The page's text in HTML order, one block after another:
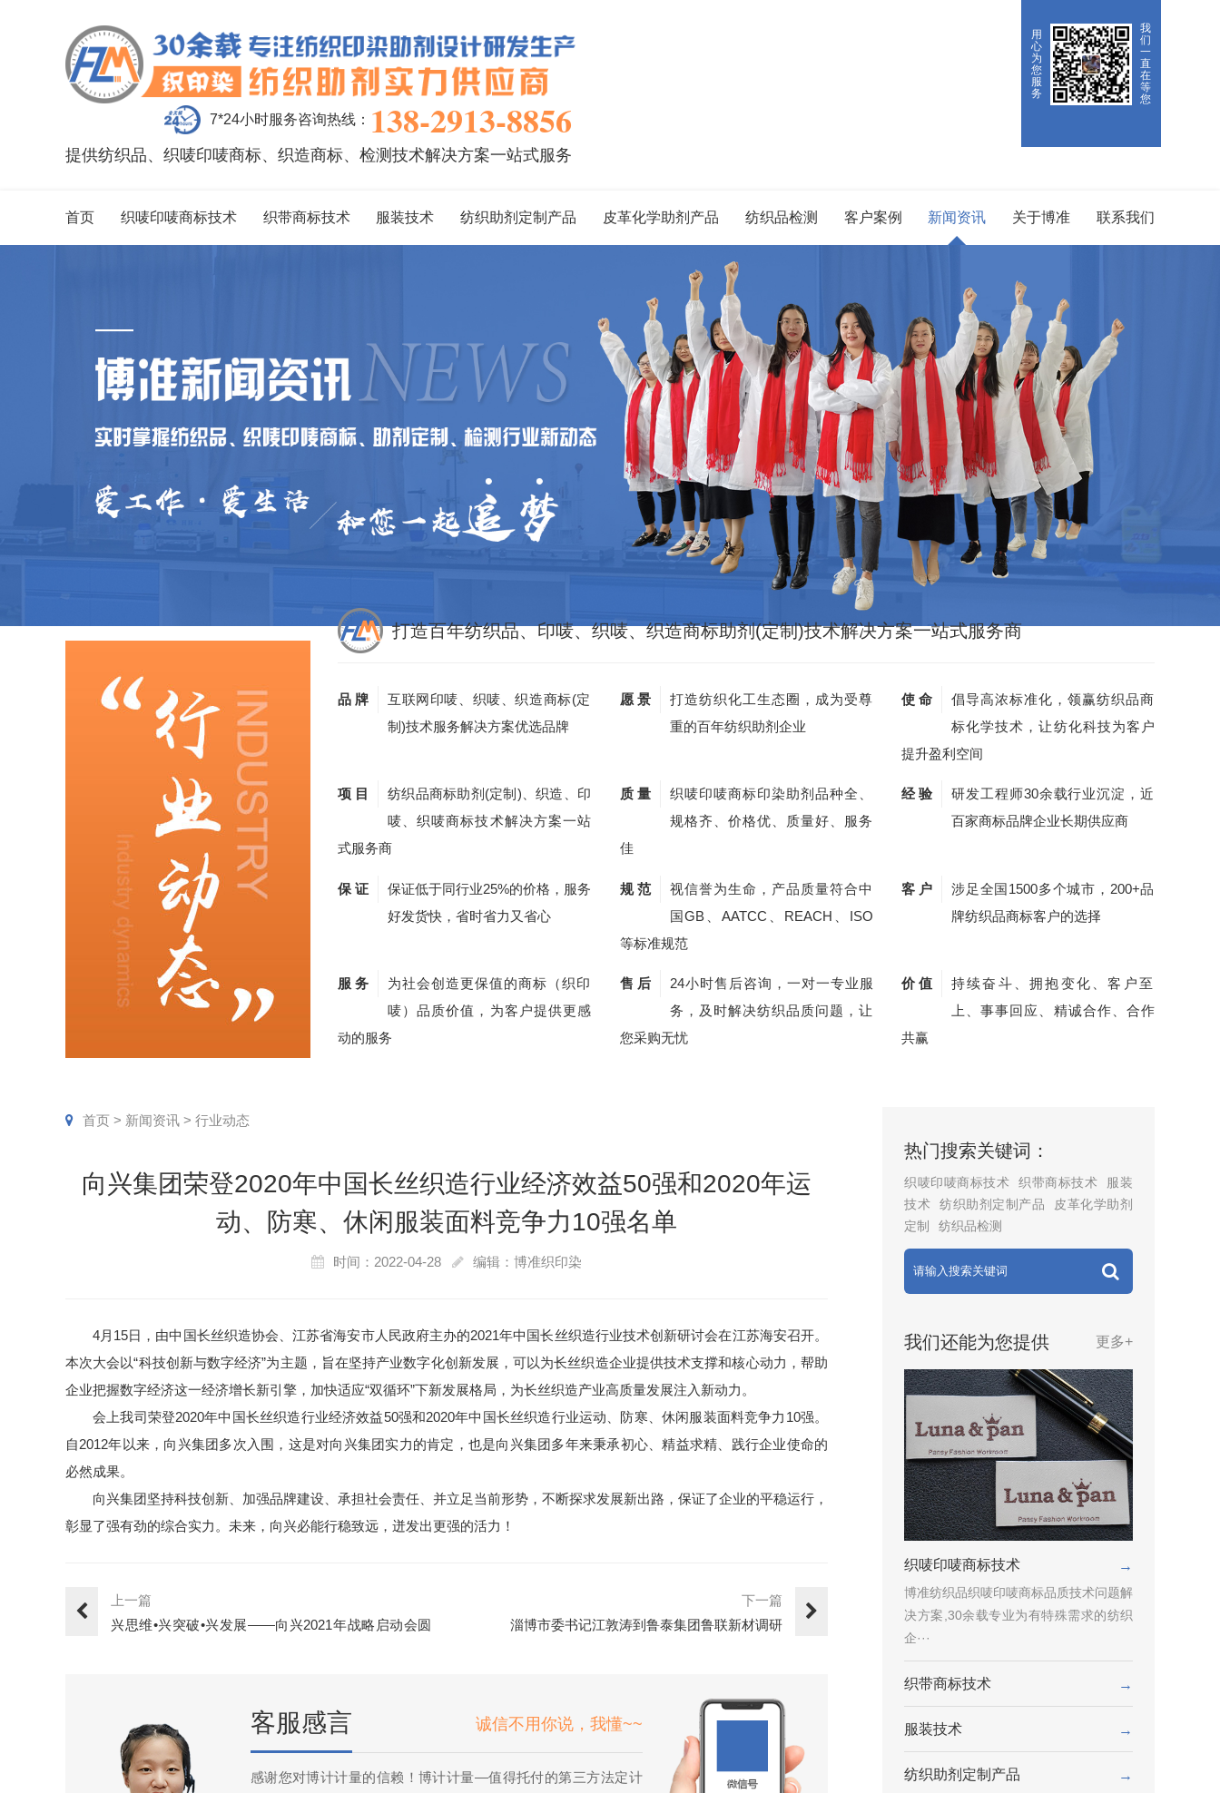
用
心
为
您
服
务
我
们
一
直
在
等
您
7*24小时服务咨询热线： 138-2913-8856
提供纺织品、织唛印唛商标、织造商标、检测技术解决方案一站式服务
首页 织唛印唛商标技术 织带商标技术 服装技术 纺织助剂定制产品 皮革化学助剂产品 纺织品检测 客户案例 新闻资讯 关于博准 联系我们
打造百年纺织品、印唛、织唛、织造商标助剂(定制)技术解决方案一站式服务商
品 牌
互联网印唛、织唛、织造商标(定
制)技术服务解决方案优选品牌
愿 景
打造纺织化工生态圈，成为受尊
重的百年纺织助剂企业
使 命
倡导高浓标准化，领赢纺织品商
标化学技术，让纺化科技为客户
提升盈利空间
项 目
纺织品商标助剂(定制)、织造、印
唛、织唛商标技术解决方案一站
式服务商
质 量
织唛印唛商标印染助剂品种全、
规格齐、价格优、质量好、服务
佳
经 验
研发工程师30余载行业沉淀，近
百家商标品牌企业长期供应商
保 证
保证低于同行业25%的价格，服务
好发货快，省时省力又省心
规 范
视信誉为生命，产品质量符合中
国GB、AATCC、REACH、ISO
等标准规范
客 户
涉足全国1500多个城市，200+品
牌纺织品商标客户的选择
服 务
为社会创造更保值的商标（织印
唛）品质价值，为客户提供更感
动的服务
售 后
24小时售后咨询，一对一专业服
务，及时解决纺织品质问题，让
您采购无忧
价 值
持续奋斗、拥抱变化、客户至
上、事事回应、精诚合作、合作
共赢
首页 > 新闻资讯 > 行业动态
向兴集团荣登2020年中国长丝织造行业经济效益50强和2020年运
动、防寒、休闲服装面料竞争力10强名单
时间：2022-04-28 编辑：博准织印染
4月15日，由中国长丝织造协会、江苏省海安市人民政府主办的2021年中国长丝织造行业技术创新研讨会在江苏海安召开。
本次大会以“科技创新与数字经济”为主题，旨在坚持产业数字化创新发展，可以为长丝织造企业提供技术支撑和核心动力，帮助
企业把握数字经济这一经济增长新引擎，加快适应“双循环”下新发展格局，为长丝织造产业高质量发展注入新动力。
会上我司荣登2020年中国长丝织造行业经济效益50强和2020年中国长丝织造行业运动、防寒、休闲服装面料竞争力10强。
自2012年以来，向兴集团多次入围，这是对向兴集团实力的肯定，也是向兴集团多年来秉承初心、精益求精、践行企业使命的
必然成果。
向兴集团坚持科技创新、加强品牌建设、承担社会责任、并立足当前形势，不断探求发展新出路，保证了企业的平稳运行，
彰显了强有劲的综合实力。未来，向兴必能行稳致远，迸发出更强的活力！
上一篇
兴思维•兴突破•兴发展——向兴2021年战略启动会圆
下一篇
淄博市委书记江敦涛到鲁泰集团鲁联新材调研
客服感言 诚信不用你说，我懂~~
感谢您对博计计量的信赖！博计计量—值得托付的第三方法定计
热门搜索关键词：
织唛印唛商标技术 织带商标技术
服装
技术
纺织助剂定制产品
皮革化学助剂
定制
纺织品检测
我们还能为您提供 更多+
织唛印唛商标技术 →
博准纺织品织唛印唛商标品质技术问题解
决方案,30余载专业为有特殊需求的纺织
企···
织带商标技术 →
服装技术 →
纺织助剂定制产品 →